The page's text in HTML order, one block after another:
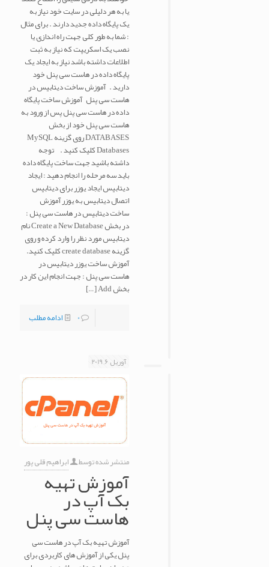
یا به هر دلیلی در سایت خود نیاز به
یک پایگاه داده جدید دارند . برای مثال
: شما به طور کلی جهت راه اندازی یا
نصب یک اسکریپت که نیاز به ثبت
اطلاعات داشته باشد نیاز به ایجاد یک
پایگاه داده در هاست سی پنل خود
دارید . آموزش ساخت دیتابیس در
هاست سی پنل آموزش ساخت پایگاه
داده در هاست سی پنل پس از ورود به
هاست سی پنل خود از بخش
DATABASES روی گزینه MySQL
Databases کلیک کنید . توجه
داشته باشید جهت ساخت پایگاه داده
باید سه مرحله را انجام دهید : ایجاد
دیتابیس ایجاد یوزر برای دیتابیس
اتصال دیتابیس به یوزر آموزش
ساخت دیتابیس در هاست سی پنل :
در بخش Create a New Database نام
دیتابیس مورد نظر را وارد کرده و روی
گزینه create database کلیک کنید.
آموزش ساخت یوزر دیتابیس در
هاست سی پنل : جهت انجام این کار در
بخش Add
[…]
0
ادامه مطلب
آوریل 6, 2019
منتشر شده توسط ابراهیم قلی پور
آموزش تهیه
بک آپ در
هاست سی پنل
آموزش تهیه بک آپ در هاست سی
پنل یکی از آموزش های کاربردی برای